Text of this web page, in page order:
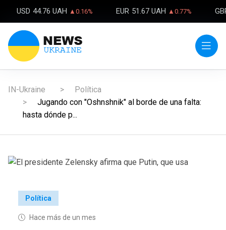
USD 44.76 UAH ▲0.16% EUR 51.67 UAH ▲0.77%
IN-Ukraine
Política
Jugando con "Oshnshnik" al borde de una falta:
hasta dónde p...
Política
Hace más de un mes